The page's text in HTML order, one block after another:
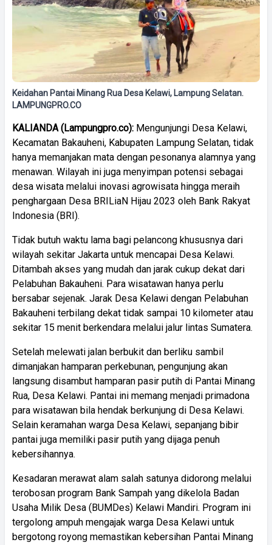
Keidahan Pantai Minang Rua Desa Kelawi, Lampung Selatan.
LAMPUNGPRO.CO
KALIANDA (Lampungpro.co): Mengunjungi Desa Kelawi,
Kecamatan Bakauheni, Kabupaten Lampung Selatan, tidak
hanya memanjakan mata dengan pesonanya alamnya yang
menawan. Wilayah ini juga menyimpan potensi sebagai
desa wisata melalui inovasi agrowisata hingga meraih
penghargaan Desa BRILiaN Hijau 2023 oleh Bank Rakyat
Indonesia (BRI).
Tidak butuh waktu lama bagi pelancong khususnya dari
wilayah sekitar Jakarta untuk mencapai Desa Kelawi.
Ditambah akses yang mudah dan jarak cukup dekat dari
Pelabuhan Bakauheni. Para wisatawan hanya perlu
bersabar sejenak. Jarak Desa Kelawi dengan Pelabuhan
Bakauheni terbilang dekat tidak sampai 10 kilometer atau
sekitar 15 menit berkendara melalui jalur lintas Sumatera.
Setelah melewati jalan berbukit dan berliku sambil
dimanjakan hamparan perkebunan, pengunjung akan
langsung disambut hamparan pasir putih di Pantai Minang
Rua, Desa Kelawi. Pantai ini memang menjadi primadona
para wisatawan bila hendak berkunjung di Desa Kelawi.
Selain keramahan warga Desa Kelawi, sepanjang bibir
pantai juga memiliki pasir putih yang dijaga penuh
kebersihannya.
Kesadaran merawat alam salah satunya didorong melalui
terobosan program Bank Sampah yang dikelola Badan
Usaha Milik Desa (BUMDes) Kelawi Mandiri. Program ini
tergolong ampuh mengajak warga Desa Kelawi untuk
bergotong royong memastikan kebersihan Pantai Minang